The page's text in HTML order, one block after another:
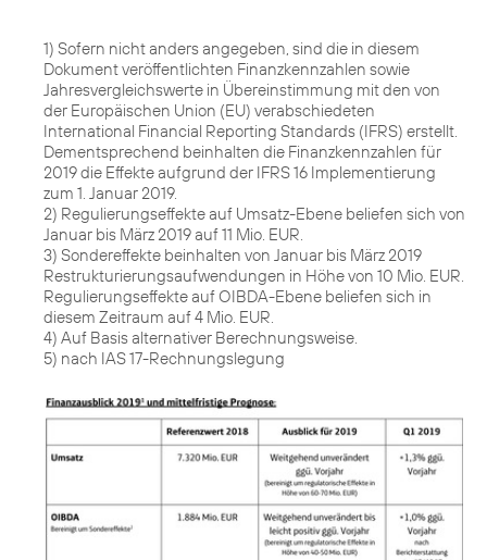
1) Sofern nicht anders angegeben, sind die in diesem
Dokument veröffentlichten Finanzkennzahlen sowie
Jahresvergleichswerte in Übereinstimmung mit den von
der Europäischen Union (EU) verabschiedeten
International Financial Reporting Standards (IFRS) erstellt.
Dementsprechend beinhalten die Finanzkennzahlen für
2019 die Effekte aufgrund der IFRS 16 Implementierung
zum 1. Januar 2019.
2) Regulierungseffekte auf Umsatz-Ebene beliefen sich von
Januar bis März 2019 auf 11 Mio. EUR.
3) Sondereffekte beinhalten von Januar bis März 2019
Restrukturierungsaufwendungen in Höhe von 10 Mio. EUR.
Regulierungseffekte auf OIBDA-Ebene beliefen sich in
diesem Zeitraum auf 4 Mio. EUR.
4) Auf Basis alternativer Berechnungsweise.
5) nach IAS 17-Rechnungslegung